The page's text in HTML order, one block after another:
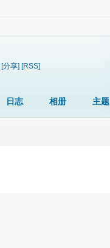
[分享] [RSS]
日志 相册 主题